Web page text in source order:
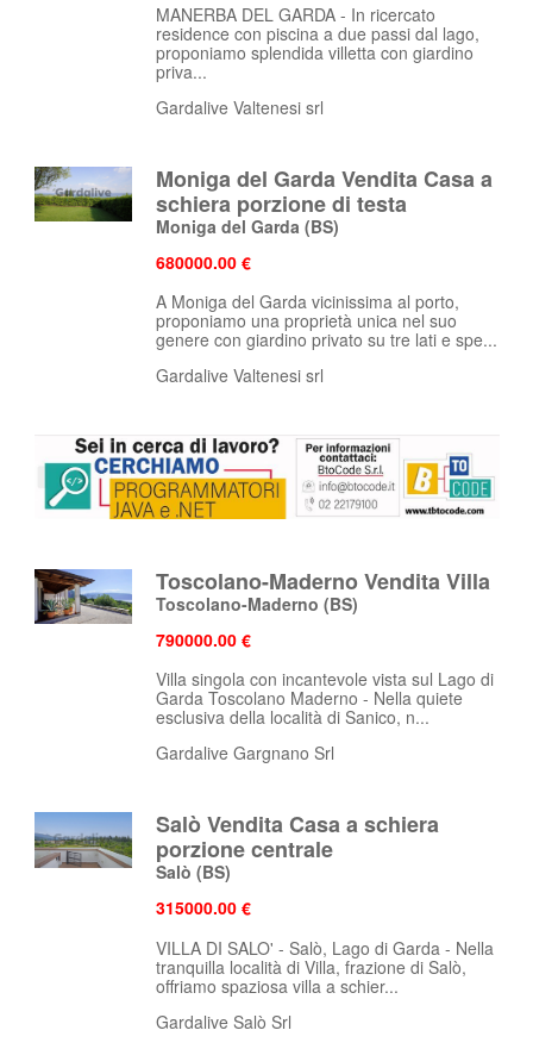
MANERBA DEL GARDA - In ricercato
residence con piscina a due passi dal lago,
proponiamo splendida villetta con giardino
priva...
Gardalive Valtenesi srl
Moniga del Garda Vendita Casa a
schiera porzione di testa
Moniga del Garda (BS)
680000.00 €
A Moniga del Garda vicinissima al porto,
proponiamo una proprietà unica nel suo
genere con giardino privato su tre lati e spe...
Gardalive Valtenesi srl
Toscolano-Maderno Vendita Villa
Toscolano-Maderno (BS)
790000.00 €
Villa singola con incantevole vista sul Lago di
Garda Toscolano Maderno - Nella quiete
esclusiva della località di Sanico, n...
Gardalive Gargnano Srl
Salò Vendita Casa a schiera
porzione centrale
Salò (BS)
315000.00 €
VILLA DI SALO' - Salò, Lago di Garda - Nella
tranquilla località di Villa, frazione di Salò,
offriamo spaziosa villa a schier...
Gardalive Salò Srl